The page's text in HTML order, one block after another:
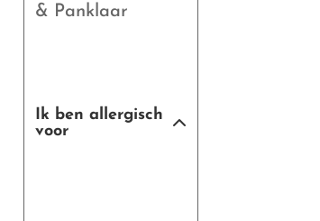
& Panklaar
Ik ben allergisch
voor